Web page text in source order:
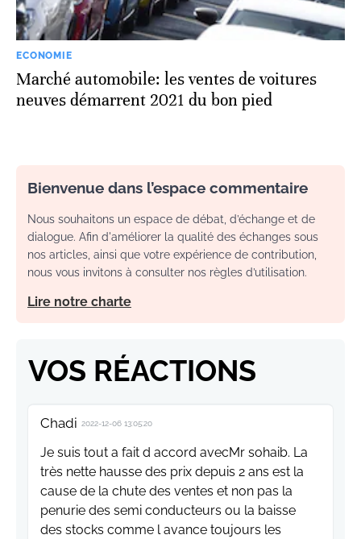
ECONOMIE
Marché automobile: les ventes de voitures
neuves démarrent 2021 du bon pied
Bienvenue dans l’espace commentaire
Nous souhaitons un espace de débat, d’échange et de
dialogue. Afin d'améliorer la qualité des échanges sous
nos articles, ainsi que votre expérience de contribution,
nous vous invitons à consulter nos règles d’utilisation.
Lire notre charte
VOS RÉACTIONS
Chadi 2022-12-06 13:05:20
Je suis tout a fait d accord avecMr sohaib. La
très nette hausse des prix depuis 2 ans est la
cause de la chute des ventes et non pas la
penurie des semi conducteurs ou la baisse
des stocks comme l avance toujours les